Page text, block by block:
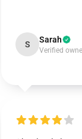
S Sarah
Verified